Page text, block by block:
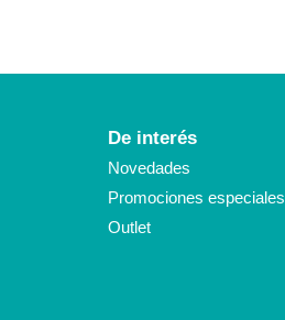
De interés
Novedades
Promociones especiales
Outlet